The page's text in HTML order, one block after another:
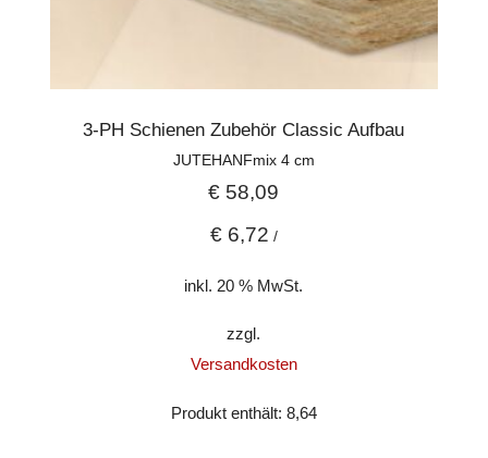
3-PH Schienen Zubehör Classic Aufbau
JUTEHANFmix 4 cm
€ 58,09
€6,72 /
inkl. 20 % MwSt.
zzgl.
Versandkosten
Produkt enthält: 8,64